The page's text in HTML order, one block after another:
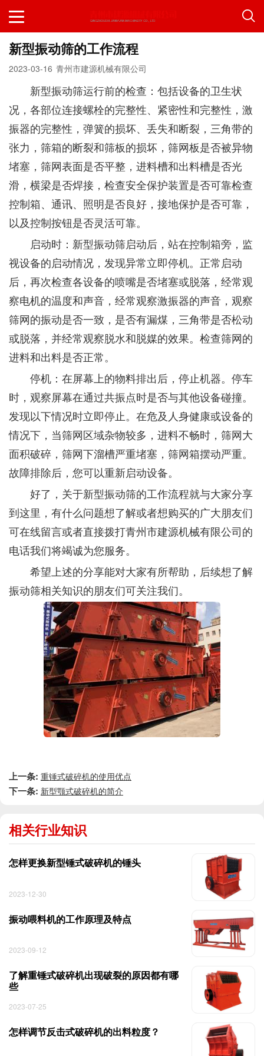
新型振动筛的工作流程
2023-03-16 青州市建源机械有限公司
新型振动筛运行前的检查：包括设备的卫生状
况，各部位连接螺栓的完整性、紧密性和完整性，激
振器的完整性，弹簧的损坏、丢失和断裂，三角带的
张力，筛箱的断裂和筛板的损坏，筛网板是否被异物
堵塞，筛网表面是否平整，进料槽和出料槽是否光
滑，横梁是否焊接，检查安全保护装置是否可靠检查
控制箱、通讯、照明是否良好，接地保护是否可靠，
以及控制按钮是否灵活可靠。
启动时：新型振动筛启动后，站在控制箱旁，监
视设备的启动情况，发现异常立即停机。正常启动
后，再次检查各设备的喷嘴是否堵塞或脱落，经常观
察电机的温度和声音，经常观察激振器的声音，观察
筛网的振动是否一致，是否有漏煤，三角带是否松动
或脱落，并经常观察脱水和脱媒的效果。检查筛网的
进料和出料是否正常。
停机：在屏幕上的物料排出后，停止机器。停车
时，观察屏幕在通过共振点时是否与其他设备碰撞。
发现以下情况时立即停止。在危及人身健康或设备的
情况下，当筛网区域杂物较多，进料不畅时，筛网大
面积破碎，筛网下溜槽严重堵塞，筛网箱摆动严重。
故障排除后，您可以重新启动设备。
好了，关于新型振动筛的工作流程就与大家分享
到这里，有什么问题想了解或者想购买的广大朋友们
可在线留言或者直接拨打青州市建源机械有限公司的
电话我们将竭诚为您服务。
希望上述的分享能对大家有所帮助，后续想了解
振动筛相关知识的朋友们可关注我们。
上一条: 重锤式破碎机的使用优点
下一条: 新型颚式破碎机的简介
相关行业知识
怎样更换新型锤式破碎机的锤头
2023-12-30
振动喂料机的工作原理及特点
2023-09-12
了解重锤式破碎机出现破裂的原因都有哪
些
2023-07-25
怎样调节反击式破碎机的出料粒度？